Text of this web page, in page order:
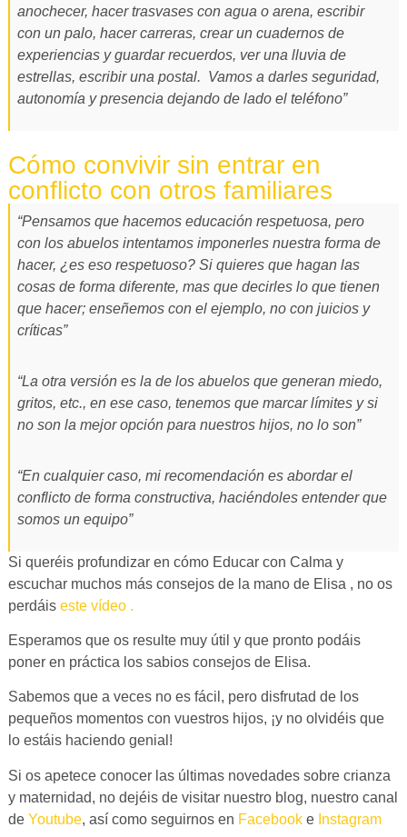
anochecer, hacer trasvases con agua o arena, escribir
con un palo, hacer carreras, crear un cuadernos de
experiencias y guardar recuerdos, ver una lluvia de
estrellas, escribir una postal. Vamos a darles seguridad,
autonomía y presencia dejando de lado el teléfono”
Cómo convivir sin entrar en
conflicto con otros familiares
“Pensamos que hacemos educación respetuosa, pero
con los abuelos intentamos imponerles nuestra forma de
hacer, ¿es eso respetuoso?Si quieres que hagan las
cosas de forma diferente, mas que decirles lo que tienen
que hacer; enseñemos con el ejemplo, no con juicios y
críticas”
“La otra versión es la de los abuelos que generan miedo,
gritos, etc., en ese caso, tenemos que marcar límites y si
no son la mejor opción para nuestros hijos, no lo son”
“En cualquier caso, mi recomendación es abordar el
conflicto de forma constructiva, haciéndoles entender que
somos un equipo”
Si queréis profundizar en cómo Educar con Calma y
escuchar muchos más consejos de la mano de Elisa , no os
perdáis este vídeo .
Esperamos que os resulte muy útil y que pronto podáis
poner en práctica los sabios consejos de Elisa.
Sabemos que a veces no es fácil, pero disfrutad de los
pequeños momentos con vuestros hijos, ¡y no olvidéis que
lo estáis haciendo genial!
Si os apetece conocer las últimas novedades sobre crianza
y maternidad, no dejéis de visitar nuestro blog, nuestro canal
de Youtube, así como seguirnos en Facebook e Instagram